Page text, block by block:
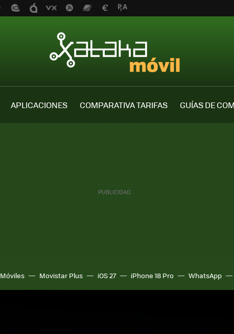
APLICACIONES COMPARATIVA TARIFAS
GUÍAS DE
Móviles Movistar Plus iOS 27 iPhone 18 Pro WhatsApp